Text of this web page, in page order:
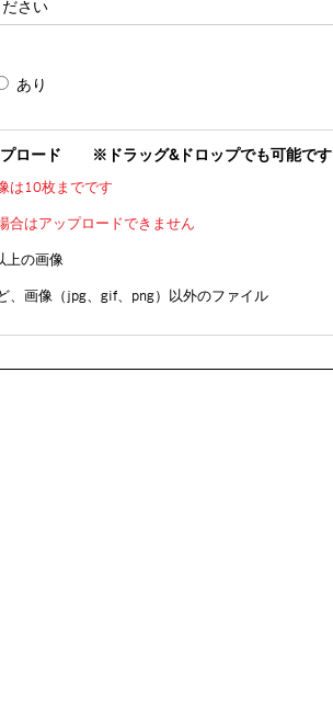
あり
ロード ※ドラッグ&ドロップでも可能です
は10枚までです
合はアップロードできません
上の画像
、画像（jpg、gif、png）以外のファイル